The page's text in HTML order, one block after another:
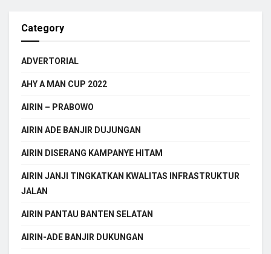
Category
ADVERTORIAL
AHY A MAN CUP 2022
AIRIN – PRABOWO
AIRIN ADE BANJIR DUJUNGAN
AIRIN DISERANG KAMPANYE HITAM
AIRIN JANJI TINGKATKAN KWALITAS INFRASTRUKTUR
JALAN
AIRIN PANTAU BANTEN SELATAN
AIRIN-ADE BANJIR DUKUNGAN